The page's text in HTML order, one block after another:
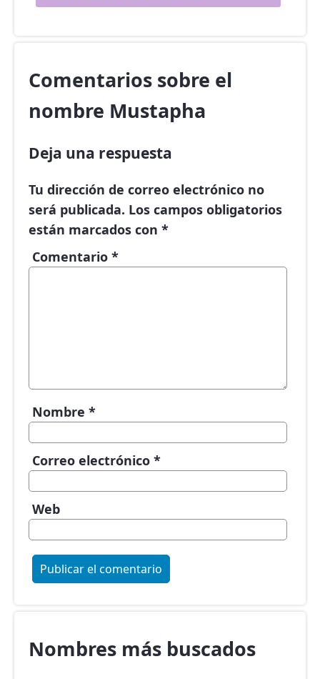
Comentarios sobre el
nombre Mustapha
Deja una respuesta
Tu dirección de correo electrónico no
será publicada. Los campos obligatorios
están marcados con *
Comentario *
Nombre *
Correo electrónico *
Web
Nombres más buscados